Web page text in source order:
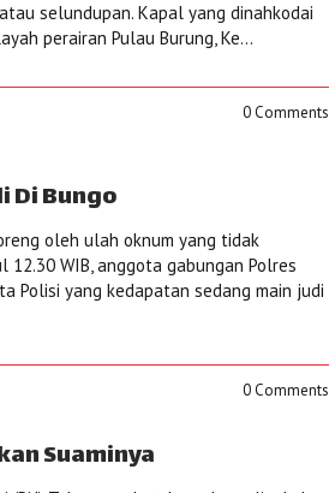
selundupan. Kapal yang dinahkodai
perairan Pulau Burung, Ke...
0 Comments
Di Bungo
oleh ulah oknum yang tidak
WIB, anggota gabungan Polres
Polisi yang kedapatan sedang main judi
0 Comments
Suaminya